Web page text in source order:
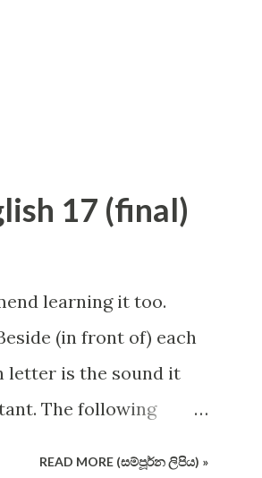
17 (final)
learning it too.
(in front of) each
letter is the sound it
The following
READ MORE (සම්පූර්න ලිපිය) »